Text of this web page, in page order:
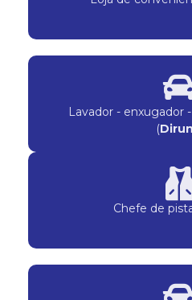
Lavador - enxugador
(
Chefe de